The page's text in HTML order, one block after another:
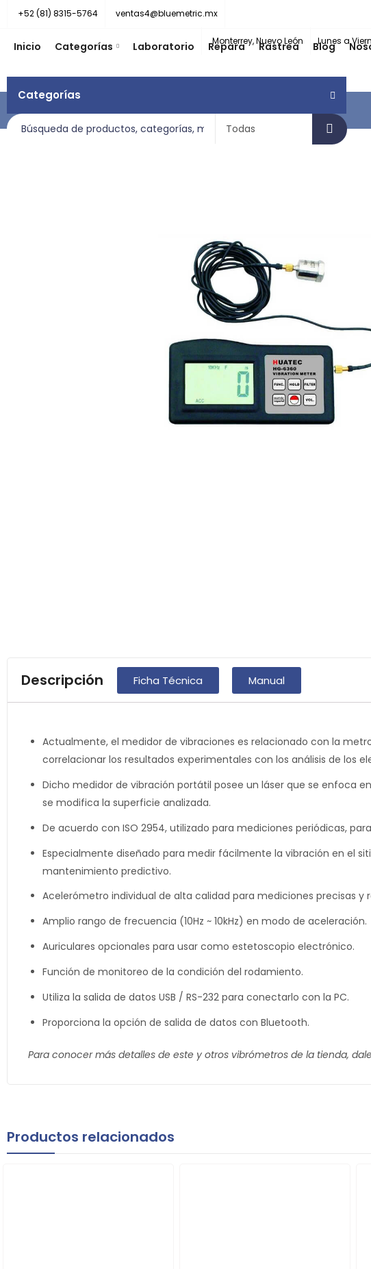
+52 (81) 8315-5764 ventas4@bluemetric.mx
Monterrey, Nuevo León Lunes a
Inicio Categorías Laboratorio Repara Rastrea Blog
Categorías
Descripción Ficha Técnica Manual
Actualmente, el medidor de vibraciones es relacionado con la
correlacionar los resultados experimentales con los análisis de los
Dicho medidor de vibración portátil posee un láser que se enfoca
se modifica la superficie analizada.
De acuerdo con ISO 2954, utilizado para mediciones periódicas,
Especialmente diseñado para medir fácilmente la vibración en el
mantenimiento predictivo.
Acelerómetro individual de alta calidad para mediciones precisas y
Amplio rango de frecuencia (10Hz ~ 10kHz) en modo de aceleración.
Auriculares opcionales para usar como estetoscopio electrónico.
Función de monitoreo de la condición del rodamiento.
Utiliza la salida de datos USB / RS-232 para conectarlo con la PC.
Proporciona la opción de salida de datos con Bluetooth.
Para conocer más detalles de este y otros vibrómetros de la tienda,
Productos relacionados